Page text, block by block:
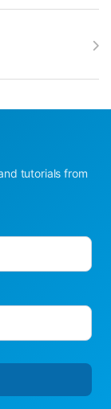
tutorials from